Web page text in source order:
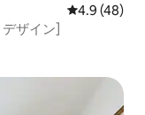
レビュー48
4.9 (48)
ザイン]